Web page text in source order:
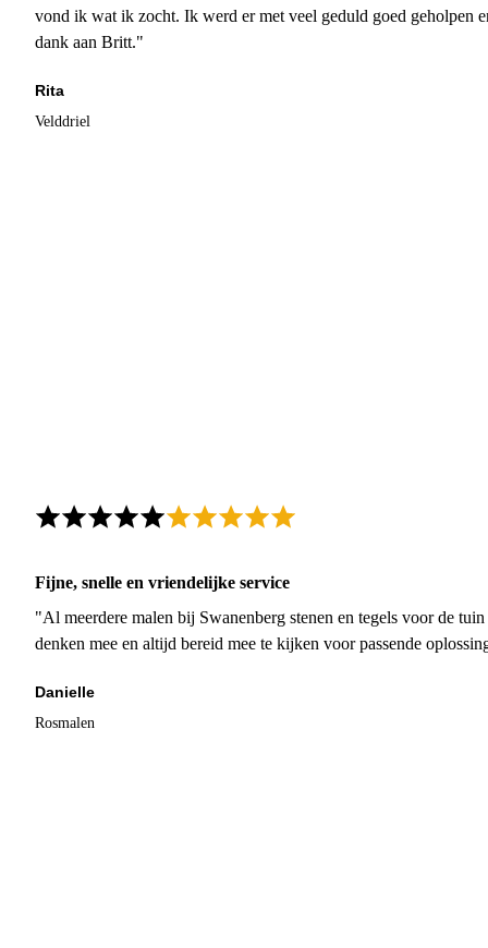
vond ik wat ik zocht. Ik werd er met veel geduld goed geholpen
dank aan Britt."
Rita
Velddriel
Fijne, snelle en vriendelijke service
"Al meerdere malen bij Swanenberg stenen en tegels voor de
denken mee en altijd bereid mee te kijken voor passende
Danielle
Rosmalen